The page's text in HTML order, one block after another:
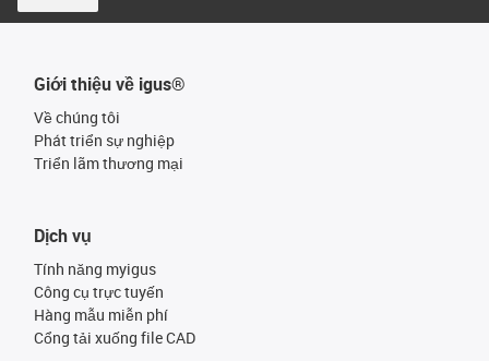
Giới thiệu về igus®
Về chúng tôi
Phát triển sự nghiệp
Triển lãm thương mại
Dịch vụ
Tính năng myigus
Công cụ trực tuyến
Hàng mẫu miễn phí
Cổng tải xuống file CAD